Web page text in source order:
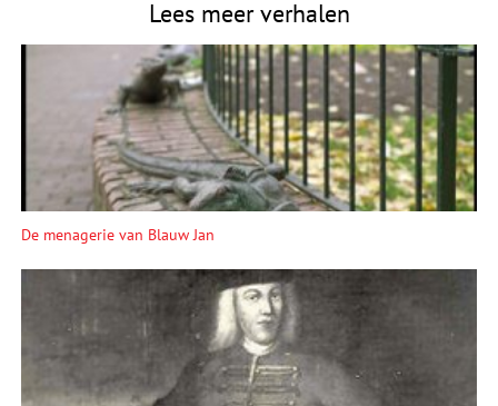
Lees meer verhalen
De menagerie van Blauw Jan